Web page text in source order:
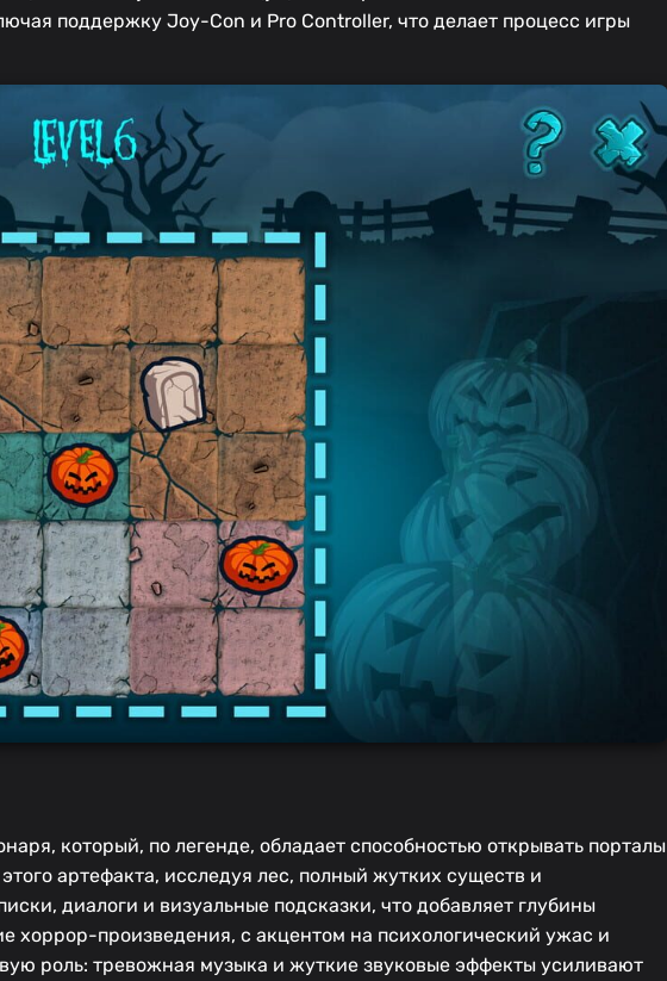
поддержку Joy-Con и Pro Controller, что делает процесс игры
который, по легенде, обладает способностью открывать порталы
артефакта, исследуя лес, полный жутких существ и
диалоги и визуальные подсказки, что добавляет глубины
хоррор-произведения, с акцентом на психологический ужас и
роль: тревожная музыка и жуткие звуковые эффекты усиливают